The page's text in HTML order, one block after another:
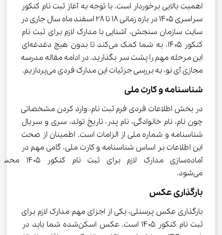
اهمیت بالایی برخوردار است. با توجه به آغاز ثبت نام کنکور
سراسری ۱۴۰۵ در بازه زمانی ۱۸ تا ۲۸ اسفند ماه سال جاری در
سایت سازمان سنجش، آشنایی با مدارک لازم برای ثبت نام
کنکور ۱۴۰۵، به شما کمک می‌کند تا بدون هیچ دغدغه‌ای
این مرحله مهم را پشت سر بگذارید. در ادامه مقاله مدرسه
مجازی آی نو، به بررسی جزئیات این مدارک فردی می‌پردازیم.
شناسنامه و کارت ملی
در بخش اطلاعات فردی فرم ثبت نام، وارد کردن مشخصاتی
چون نام، نام خانوادگی، نام پدر، تاریخ تولد، سری و سریال
شناسنامه و شماره ملی از الزامات است. اطمینان از صحت
این اطلاعات بر اساس شناسنامه و کارت ملی، گامی مهم در
آماده‌سازی مدارک لازم برای ثبت
می‌شود.
بارگذاری عکس
بارگذاری عکس پرسنلی، یکی از اجزای مهم مدارک لازم برای
ثبت نام کنکور ۱۴۰۵ است. عکس اسکن‌شده شما باید در